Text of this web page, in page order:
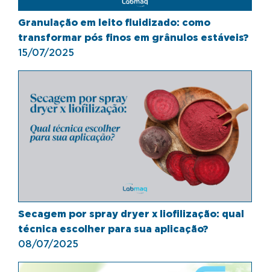
Granulação em leito fluidizado: como
transformar pós finos em grânulos estáveis?
15/07/2025
Secagem por spray dryer x liofilização: qual
técnica escolher para sua aplicação?
08/07/2025